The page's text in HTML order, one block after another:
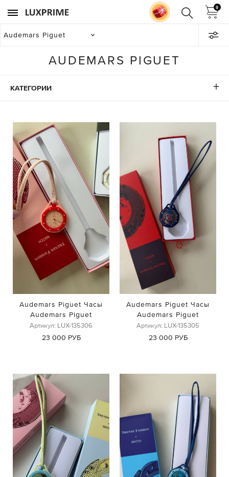
0
Audemars Piguet
AUDEMARS PIGUET
КАТЕГОРИИ
Audemars Piguet Часы
Audemars Piguet
Артикул: LUX-135306
23 000 РУБ
Audemars Piguet Часы
Audemars Piguet
Артикул: LUX-135305
23 000 РУБ